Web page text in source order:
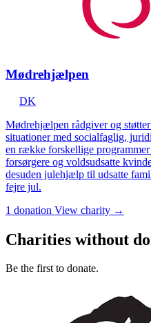
Mødrehjælpen
DK
Mødrehjælpen rådgiver og
situationer med socialfaglig,
en række forskellige
forsørgere og voldsudsatte
desuden julehjælp til udsatte
fejre jul.
1 donation View charity →
Charities without
Be the first to donate.